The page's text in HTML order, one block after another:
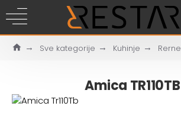
Sve kategorije Kuhinje Rerne
Amica TR110TB